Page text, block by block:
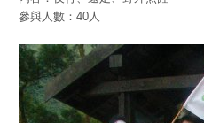
參與人數：40人